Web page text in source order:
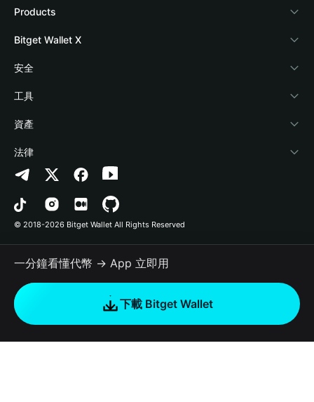
關於 Bitget Wallet
部落格
學院
加密資訊
幫助中心
‌聯繫我們
品牌資源
工作機會
Products
Crypto Card
Stablecoin Earn
Payfi Crypto
Crypto Swap API
Altcoin Season Index
Prediction Markets
DApp
RWA
如何購買加密貨幣
Bitget Wallet X
開發者文件
連接錢包
Bitget Wallet Pay
合作上架
安全
風險保障基金
安全防護技術
工具
快捷買幣
授權檢測
合約檢測
批次轉帳
資產
Arbitrum
Avalanche
Bitcoin
Polygon
法律
隱私協議
用戶使用協議
© 2018-2026 Bitget Wallet All Rights Reserved
一分鐘看懂代幣 → App 立即用
下載 Bitget Wallet